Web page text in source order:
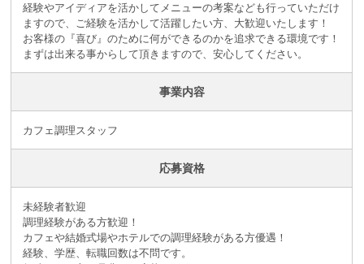
経験やアイディアを活かしてメニューの考案なども行っていただけ
ますので、ご経験を活かして活躍したい方、大歓迎いたします！
お客様の『喜び』のために何ができるのかを追求できる環境です！
まずは出来る事からして頂きますので、安心してください。
事業内容
カフェ調理スタッフ
応募資格
未経験者歓迎
調理経験がある方歓迎！
カフェや結婚式場やホテルでの調理経験がある方優遇！
経験、学歴、転職回数は不問です。